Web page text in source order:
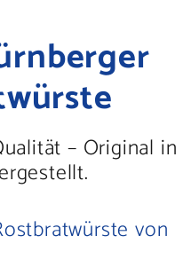
– Original in
von